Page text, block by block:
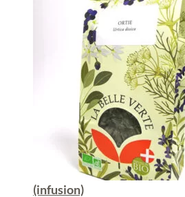
(infusion)